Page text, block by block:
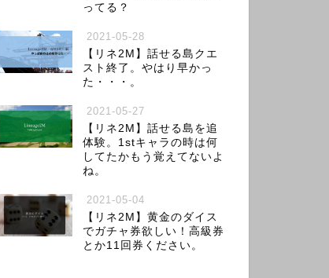
ってる？
2021-05-28
【リネ2M】話せる島クエ
スト終了。やはり早かっ
た・・・。
2021-05-27
【リネ2M】話せる島を追
体験。1stキャラの時は何
してたかもう覚えてないよ
ね。
2021-05-04
【リネ2M】黄金のダイス
でガチャ券欲しい！高級券
とか11回券ください。